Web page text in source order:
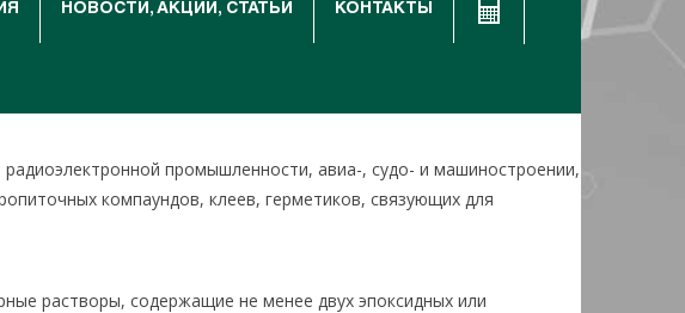
НОВОСТИ, АКЦИИ, СТАТЬИ КОНТАКТЫ
промышленности, авиа-, судо- и машиностроении,
компаундов, клеев, герметиков, связующих для
растворы, содержащие не менее двух эпоксидных или